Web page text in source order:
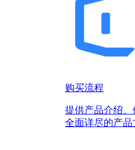
购买流程
提供产品介绍
全面详尽的产品